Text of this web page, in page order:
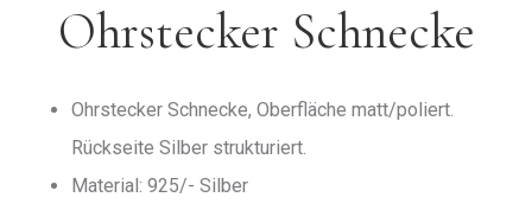
Ohrstecker Schnecke
Ohrstecker Schnecke, Oberfläche matt/poliert.
Rückseite Silber strukturiert.
Material: 925/- Silber